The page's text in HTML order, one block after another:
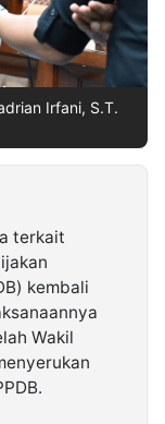
Irfani, S.T.
terkait
kembali
Wakil